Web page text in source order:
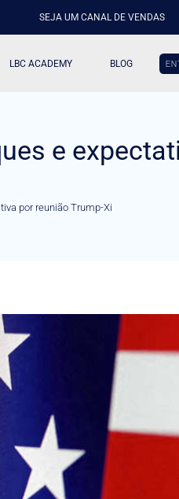
SEJA UM CANAL DE VENDAS
LBC ACADEMY BLOG
e
por reunião Trump-Xi